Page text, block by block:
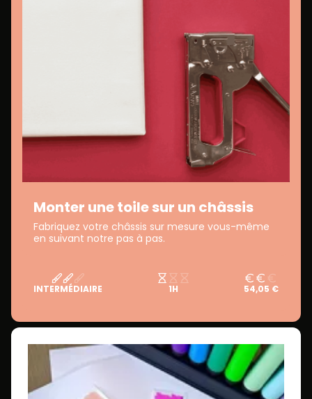
Monter une toile sur un châssis
Fabriquez votre châssis sur mesure vous-même
en suivant notre pas à pas.
INTERMÉDIAIRE 1H 54,05 €